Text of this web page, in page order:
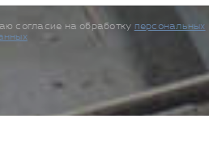
согласие на обработку персональных